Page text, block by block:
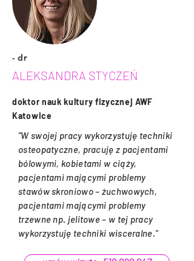
- dr
ALEKSANDRA STYCZEŃ
doktor nauk kultury fizycznej AWF
Katowice
"W swojej pracy wykorzystuję techniki
osteopatyczne, pracuję z pacjentami
bólowymi, kobietami w ciąży,
pacjentami mającymi problemy
stawów skroniowo – żuchwowych,
pacjentami mającymi problemy
trzewne np. jelitowe – w tej pracy
wykorzystuję techniki wisceralne."